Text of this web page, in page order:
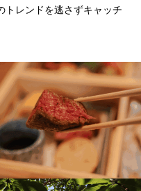
トレンドを逃さずキャッチ